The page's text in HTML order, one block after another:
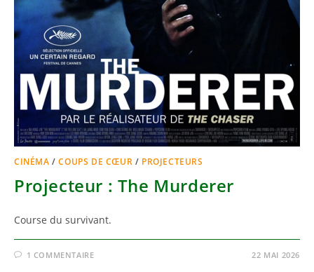
CINÉMA /COUPS DE CŒUR / PROJECTEURS
Projecteur : The Murderer
Course du survivant.
1 COMMENTAIRE 22 MAI 2026